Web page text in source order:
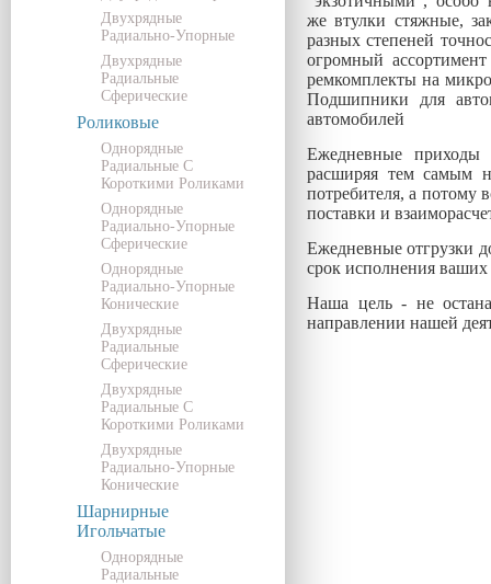
Двухрядные
Радиально-Упорные
Двухрядные
Радиальные
Сферические
Роликовые
Однорядные
Радиальные С
Короткими Роликами
Однорядные
Радиально-Упорные
Сферические
Однорядные
Радиально-Упорные
Конические
Двухрядные
Радиальные
Сферические
Двухрядные
Радиальные С
Короткими Роликами
Двухрядные
Радиально-Упорные
Конические
Шарнирные
Игольчатые
Однорядные
Радиальные
же втулки стяжные,
разных степеней
огромный
ремкомплекты на
Подшипники для
автомобилей
Ежедневные приходы
расширяя тем самым
потребителя, а потому
поставки и
Ежедневные отгрузки
срок исполнения
Наша цель - не
направлении нашей